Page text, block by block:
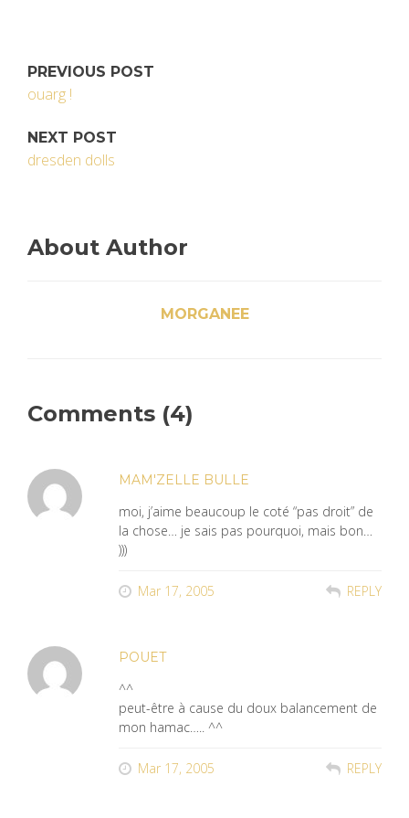
PREVIOUS POST
ouarg !
NEXT POST
dresden dolls
About Author
MORGANEE
Comments (4)
MAM'ZELLE BULLE
moi, j’aime beaucoup le coté “pas droit” de
la chose… je sais pas pourquoi, mais bon…
)))
Mar 17, 2005 REPLY
POUET
^^
peut-être à cause du doux balancement de
mon hamac….. ^^
Mar 17, 2005 REPLY